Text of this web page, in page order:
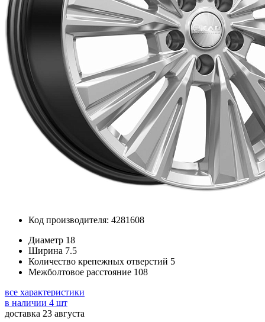
Код производителя: 4281608
Диаметр 18
Ширина 7.5
Количество крепежных отверстий 5
Межболтовое расстояние 108
все характеристики
в наличии 4 шт
доставка 23 августа